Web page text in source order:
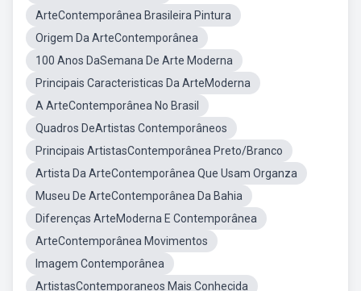
ArteContemporânea Brasileira Pintura
Origem Da ArteContemporânea
100 Anos DaSemana De Arte Moderna
Principais Caracteristicas Da ArteModerna
A ArteContemporânea No Brasil
Quadros DeArtistas Contemporâneos
Principais ArtistasContemporânea Preto/Branco
Artista Da ArteContemporânea Que Usam Organza
Museu De ArteContemporânea Da Bahia
Diferenças ArteModerna E Contemporânea
ArteContemporânea Movimentos
Imagem Contemporânea
ArtistasContemporaneos Mais Conhecida